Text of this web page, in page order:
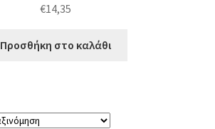
€14,35
Προσθήκη στο καλάθι